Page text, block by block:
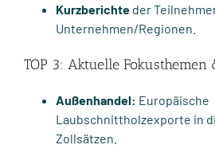
Kurzberichte der
Unternehmen/Regionen.
TOP 3: Aktuelle
Außenhandel: Europäische
Laubschnittholzexporte in
Zollsätzen.